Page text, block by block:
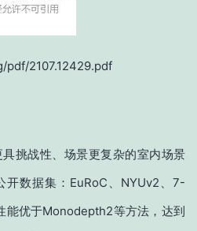
pdf/2107.12429.pdf
挑战性、场景更复杂的室内场景
开数据集：EuRoC、NYUv2、7-
能优于Monodepth2等方法，达到